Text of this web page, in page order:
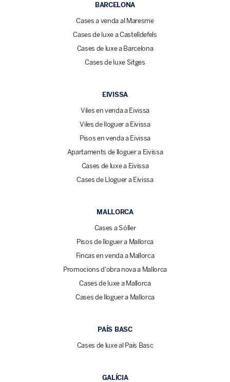
BARCELONA
Cases a venda al Maresme
Cases de luxe a Castelldefels
Cases de luxe a Barcelona
Cases de luxe Sitges
EIVISSA
Viles en venda a Eivissa
Viles de lloguer a Eivissa
Pisos en venda a Eivissa
Apartaments de lloguer a Eivissa
Cases de luxe a Eivissa
Cases de Lloguer a Eivissa
MALLORCA
Cases a Sóller
Pisos de lloguer a Mallorca
Fincas en venda a Mallorca
Promocions d'obra nova a Mallorca
Cases de luxe a Mallorca
Cases de lloguer a Mallorca
PAÍS BASC
Cases de luxe al País Basc
GALÍCIA